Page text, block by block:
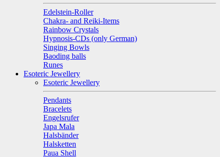
Edelstein-Roller
Chakra- and Reiki-Items
Rainbow Crystals
Hypnosis-CDs (only German)
Singing Bowls
Baoding balls
Runes
Esoteric Jewellery
Esoteric Jewellery
Pendants
Bracelets
Engelsrufer
Japa Mala
Halsbänder
Halsketten
Paua Shell